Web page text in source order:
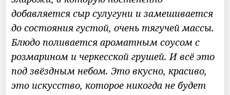
добавляется сыр сулугуни и замешивается
до состояния густой, очень тягучей массы.
Блюдо поливается ароматным соусом с
розмарином и черкесской грушей. И всё это
под звёздным небом. Это вкусно, красиво,
это искусство, которое никогда не будет